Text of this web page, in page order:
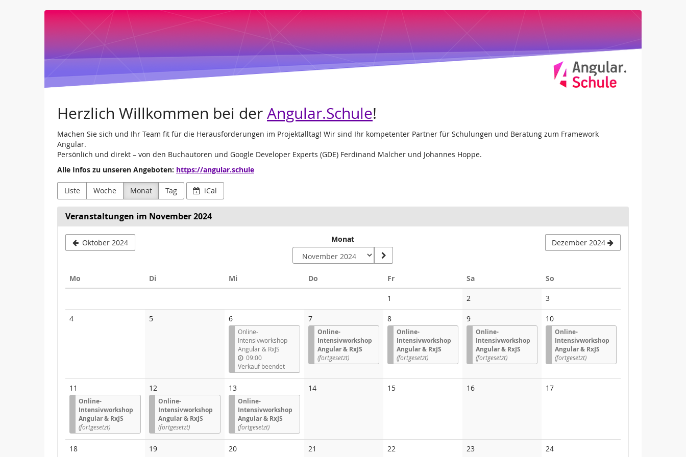
Angular.Schule
Leipzig
und
Online
Herzlich Willkommen bei derAngular.Schule!
Machen Sie sich und Ihr Team fit für die Herausforderungen im Projektalltag! Wir sind Ihr kompetenter Partner für Schulungen und Beratung zum Framework
Angular.
Persönlich und direkt – von den Buchautoren und Google Developer Experts (GDE) Ferdinand Malcher und Johannes Hoppe.
Alle Infos zu unseren Angeboten: https://angular.schule
Liste Woche Monat Tag iCal
Veranstaltungen im November 2024
Oktober 2024 Monat Dezember 2024
Mo DiDienstag MiMittwoch Do FrFreitag SaSamstag So
1
Veranstaltungen
2
Veranstaltungen
3Keine
Veranstaltungen
4Keine
5Keine
6
Online-
Intensivworkshop
Angular & RxJS
09:00
Verkauf beendet
7
Online-
Intensivworkshop
Angular & RxJS
(fortgesetzt)
8
Online-
Intensivworkshop
Angular & RxJS
(fortgesetzt)
9
Online-
Intensivworkshop
Angular & RxJS
(fortgesetzt)
10
Online-
Intensivworkshop
Angular & RxJS
(fortgesetzt)
11
Online-
Intensivworkshop
Angular & RxJS
(fortgesetzt)
12
Online-
Intensivworkshop
Angular & RxJS
(fortgesetzt)
13
Online-
Intensivworkshop
Angular & RxJS
(fortgesetzt)
14Keine
15Keine
16Keine
17Keine
18Keine
19Keine
20Keine
21 22 23Keine
24Keine